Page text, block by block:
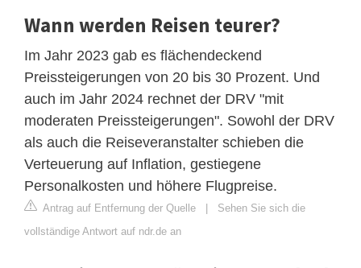
Wann werden Reisen teurer?
Im Jahr 2023 gab es flächendeckend
Preissteigerungen von 20 bis 30 Prozent. Und
auch im Jahr 2024 rechnet der DRV "mit
moderaten Preissteigerungen". Sowohl der DRV
als auch die Reiseveranstalter schieben die
Verteuerung auf Inflation, gestiegene
Personalkosten und höhere Flugpreise.
Antrag auf Entfernung der Quelle
Sehen Sie sich die
vollständige Antwort auf ndr.de an